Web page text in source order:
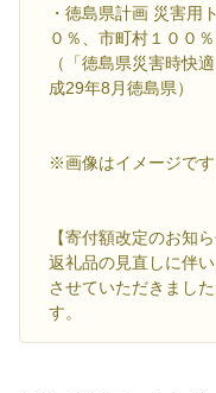
・徳島県計画 災害用
０％、市町村１００％
（「徳島県災害時快
成29年8月徳島県）
※画像はイメージです
【寄付額改定のお知
返礼品の見直しに伴
させていただきまし
す。